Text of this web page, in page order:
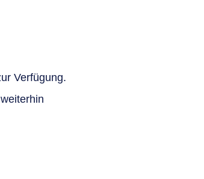
Verfügung.
weiterhin